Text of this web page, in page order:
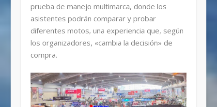
prueba de manejo multimarca, donde los
asistentes podrán comparar y probar
diferentes motos, una experiencia que, según
los organizadores, «cambia la decisión» de
compra.